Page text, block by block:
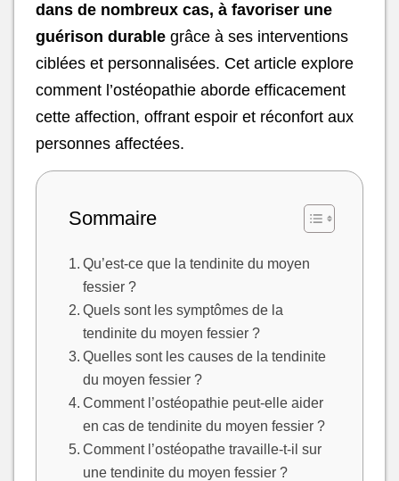
dans de nombreux cas, à favoriser une
guérison durable grâce à ses interventions
ciblées et personnalisées. Cet article explore
comment l’ostéopathie aborde efficacement
cette affection, offrant espoir et réconfort aux
personnes affectées.
Sommaire
Qu’est-ce que la tendinite du moyen
fessier ?
Quels sont les symptômes de la
tendinite du moyen fessier ?
Quelles sont les causes de la tendinite
du moyen fessier ?
Comment l’ostéopathie peut-elle aider
en cas de tendinite du moyen fessier ?
Comment l’ostéopathe travaille-t-il sur
une tendinite du moyen fessier ?